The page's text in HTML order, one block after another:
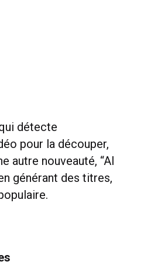
détecte
pour la découper,
autre nouveauté, “AI
générant des titres,